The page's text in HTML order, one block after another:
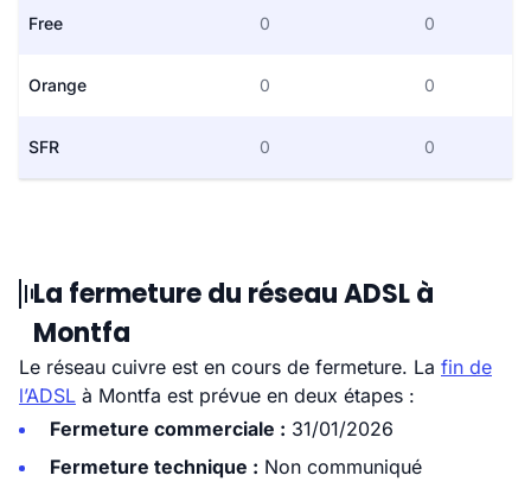
Free 0 0
Orange 0 0
SFR 0 0
La fermeture du réseau ADSL à
Montfa
Le réseau cuivre est en cours de fermeture. La fin de
l’ADSL à Montfa est prévue en deux étapes :
Fermeture commerciale : 31/01/2026
Fermeture technique : Non communiqué